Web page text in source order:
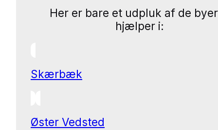
Her er bare et udpluk af de
hjælper i:
Skærbæk
Øster Vedsted